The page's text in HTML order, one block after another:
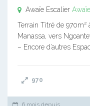
Awaïe Escalier
Terrain Titré de 970m²
Manassa, vers
– Encore d’autres
970
6 mois depuis